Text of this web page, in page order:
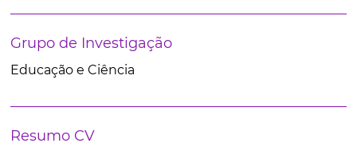
Grupo de Investigação
Educação e Ciência
Resumo CV